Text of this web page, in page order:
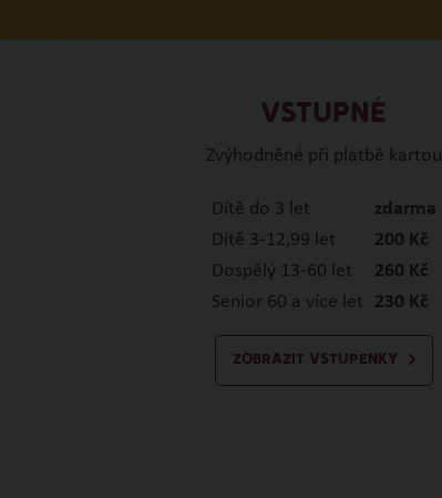
VSTUPNÉ
Zvýhodněné při platbě kartou
Dítě do 3 let
zdarma
Dítě 3-12,99 let
200 Kč
Dospělý 13-60 let
260 Kč
Senior 60 a více let
230 Kč
ZOBRAZIT VSTUPENKY